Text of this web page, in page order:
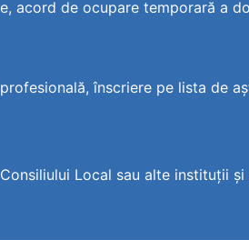
acord de ocupare temporară a
înscriere pe lista de
Local sau alte instituții